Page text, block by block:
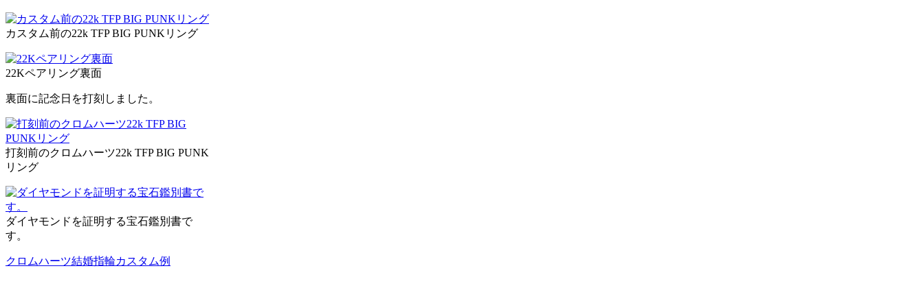
カスタム前の22k TFP BIG PUNKリング
22Kペアリング裏面
裏面に記念日を打刻しました。
打刻前のクロムハーツ22k TFP BIG PUNK
リング
ダイヤモンドを証明する宝石鑑別書で
す。
クロムハーツ結婚指輪カスタム例